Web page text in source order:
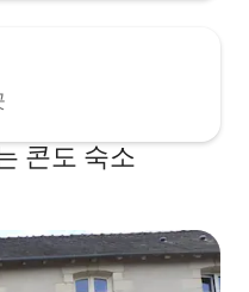
콘도 숙소